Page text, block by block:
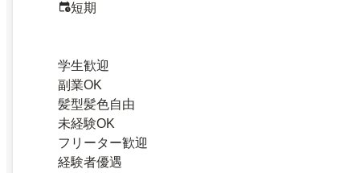
短期
学生歓迎
副業OK
髪型髪色自由
未経験OK
フリーター歓迎
経験者優遇